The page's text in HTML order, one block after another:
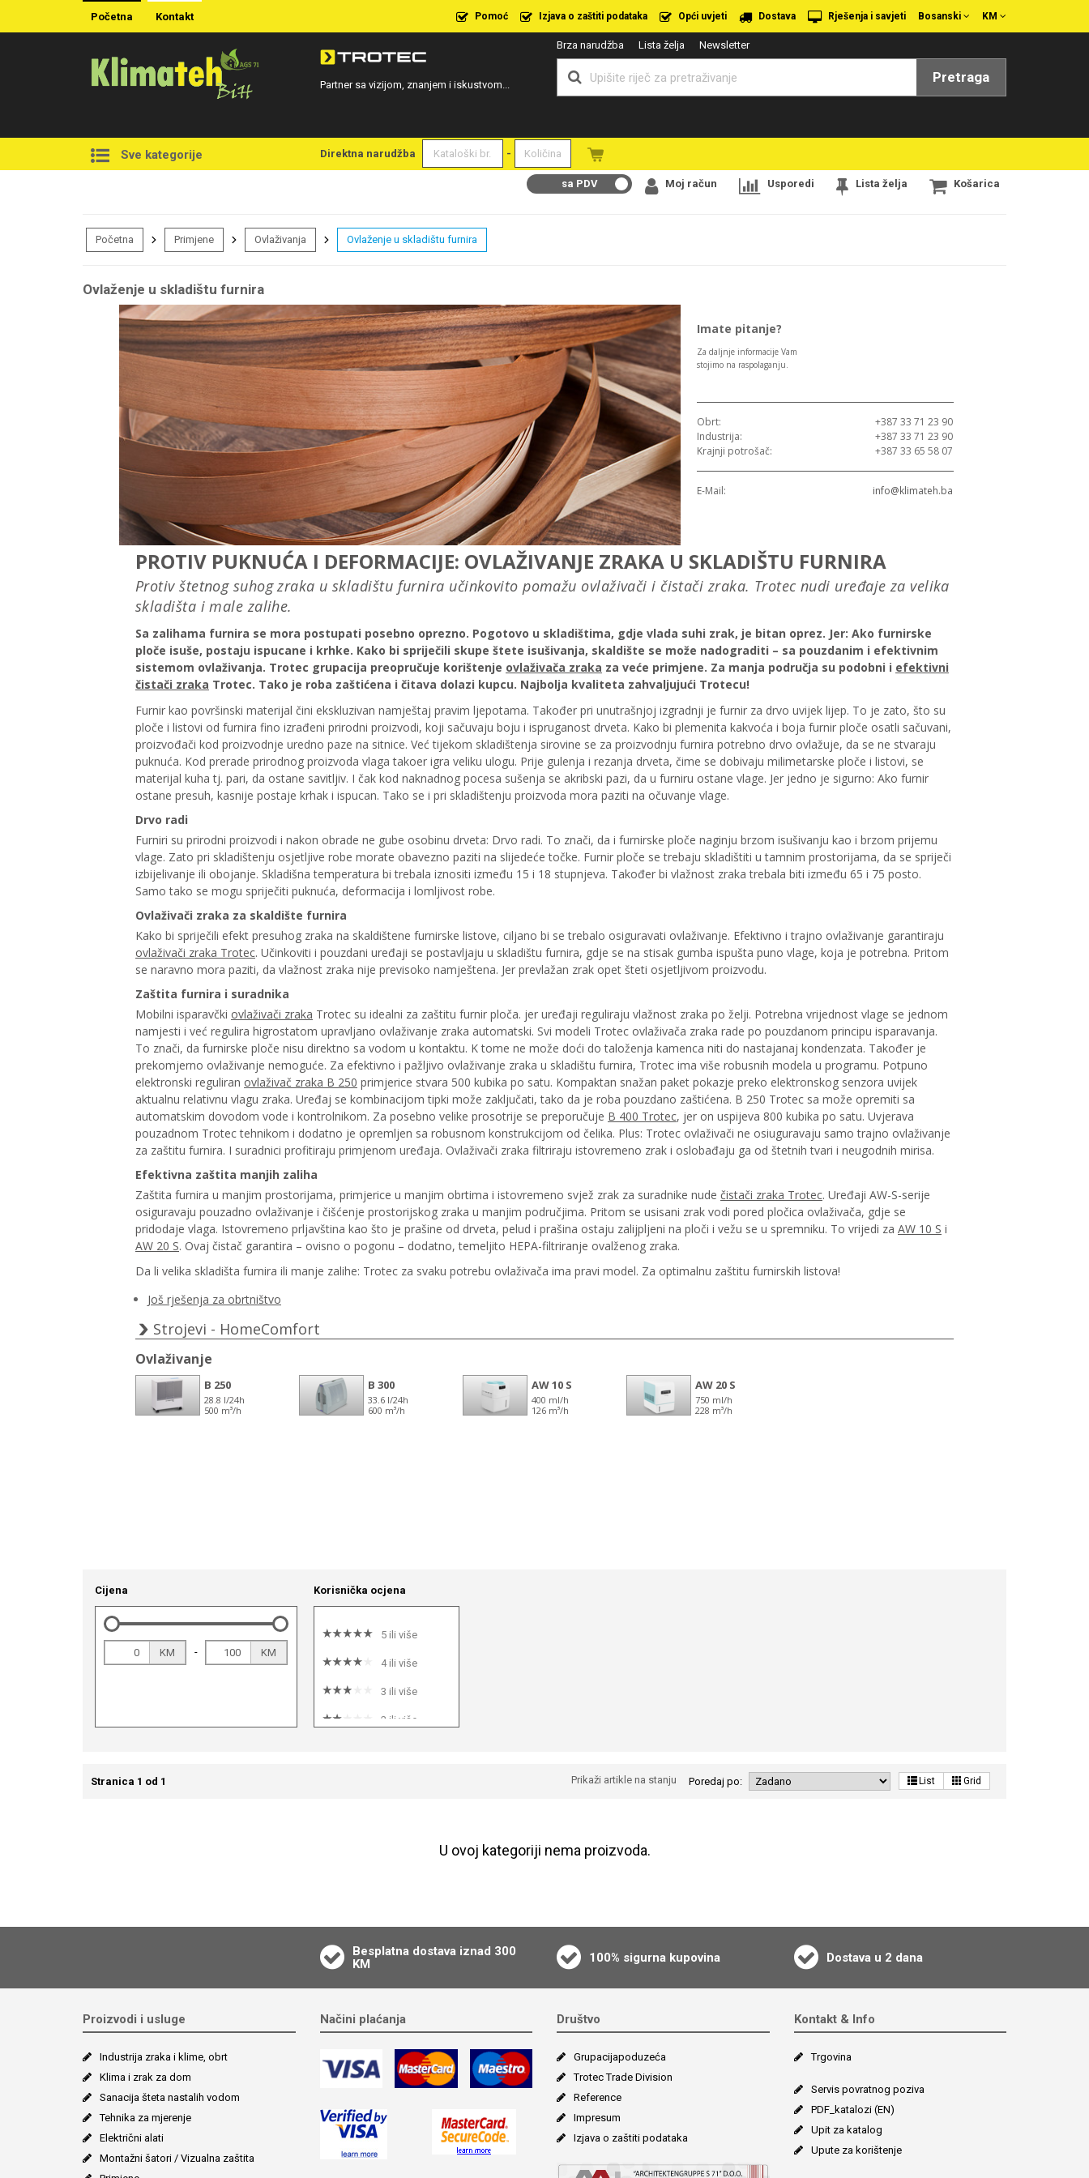
Početna Kontakt KM
Bosanski
Pomoć Izjava o zaštiti podataka Opći uvjeti Dostava Rješenja i savjeti
Partner sa vizijom, znanjem i iskustvom...
Brza narudžba Lista želja Newsletter
Pretraga
Sve kategorije Direktna narudžba -
sa PDV Moj račun Usporedi Lista želja Košarica
Početna Primjene Ovlaživanja Ovlaženje u skladištu furnira
Ovlaženje u skladištu furnira
Cijena
KM - KM
Korisnička ocjena
5 ili više
4 ili više
3 ili više
2 ili više
Stranica 1 od 1 List Grid
Poredaj po:
Prikaži artikle na stanju
U ovoj kategoriji nema proizvoda.
Besplatna dostava iznad 300
KM
100% sigurna kupovina Dostava u 2 dana
Proizvodi i usluge
Industrija zraka i klime, obrt
Klima i zrak za dom
Sanacija šteta nastalih vodom
Tehnika za mjerenje
Električni alati
Montažni šatori / Vizualna zaštita
Načini plaćanja Društvo
Grupacija­poduzeća
Trotec Trade Division
Reference
Impresum
Izjava o zaštiti podataka
Kontakt & Info
Trgovina
Servis povratnog poziva
PDF_katalozi (EN)
Upit za katalog
Upute za korištenje